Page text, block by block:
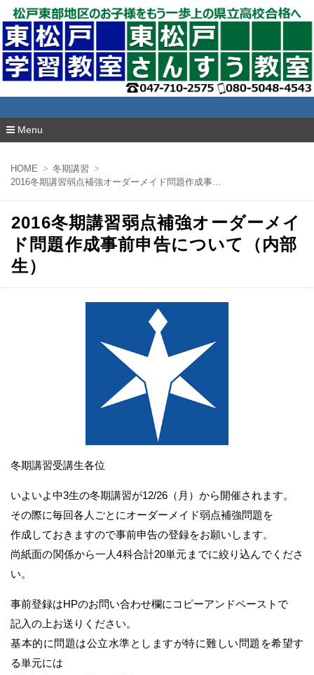
東松戸学習教室
Menu
HOME
冬期講習
2016冬期講習弱点補強オーダーメイ
ド問題作成事前申告について（内部
生）
冬期講習受講生各位
いよいよ中3生の冬期講習が12/26（月）から開催されます。
その際に毎回各人ごとにオーダーメイド弱点補強問題を
作成しておきますので事前申告の登録をお願いします。
尚紙面の関係から一人4科合計20単元までに絞り込んでくださ
い。
事前登録はHPのお問い合わせ欄にコピーアンドペーストで
記入の上お送りください。
基本的に問題は公立水準としますが特に難しい問題を希望す
る単元には